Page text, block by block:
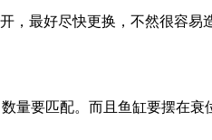
最好尽快更换，不然很容
要匹配。而且鱼缸要摆在